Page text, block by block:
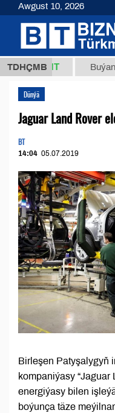
TDHÇMB
ТМТ Buýan
Dünýä
Jaguar Land Rover
BT
14:04 05.07.2019
Birleşen Patyşalygyň
kompaniýasy “Jaguar
energiýasy bilen
boýunça täze
Awgust 10, 2026